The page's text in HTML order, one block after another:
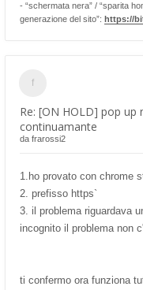
- “schermata nera” / “sparita
generazione del sito”: https://
Re: [ON HOLD] pop up
continuamante
da frarossi2
1.ho provato con chrome
2. prefisso https`
3. il problema riguardava
incognito il problema non
ti confermo ora funziona